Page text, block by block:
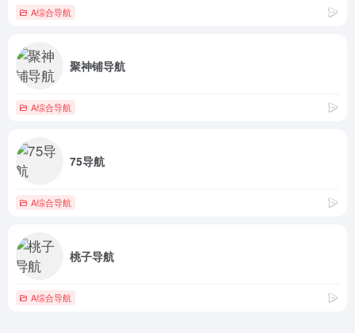
A综合导航
聚神铺导航
A综合导航
75导航
A综合导航
桃子导航
A综合导航